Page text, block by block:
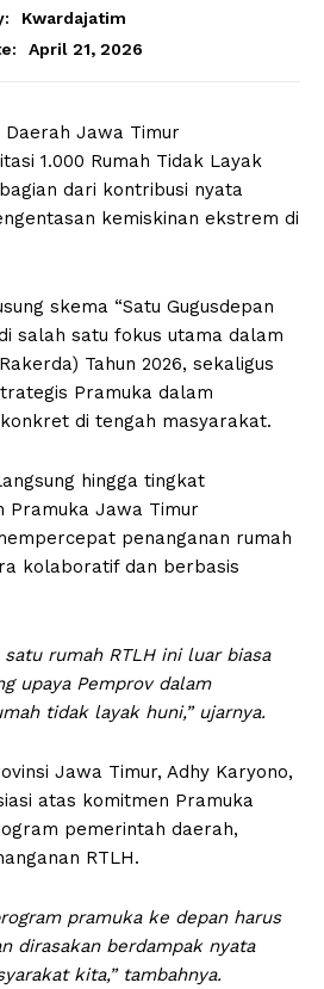
Kwardajatim
April 21, 2026
Jawa Timur
1.000 Rumah Tidak Layak
dari kontribusi nyata
kemiskinan ekstrem di
skema “Satu Gugusdepan
salah satu fokus utama dalam
Tahun 2026, sekaligus
Pramuka dalam
di tengah masyarakat.
hingga tingkat
Pramuka Jawa Timur
penanganan rumah
kolaboratif dan berbasis
satu rumah RTLH ini luar biasa
upaya Pemprov dalam
tidak layak huni,” ujarnya.
Jawa Timur, Adhy Karyono,
atas komitmen Pramuka
pemerintah daerah,
RTLH.
pramuka ke depan harus
dirasakan berdampak nyata
kita,” tambahnya.